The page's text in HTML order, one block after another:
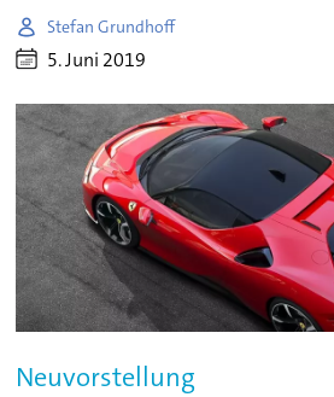
Stefan Grundhoff
5. Juni 2019
Neuvorstellung